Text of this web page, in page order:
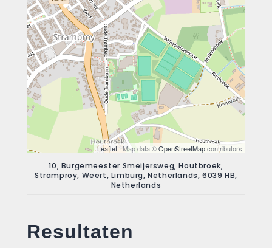
Leaflet | Map data ©OpenStreetMapcontributors
10, Burgemeester Smeijersweg, Houtbroek,
Stramproy, Weert, Limburg, Netherlands, 6039 HB,
Netherlands
Resultaten